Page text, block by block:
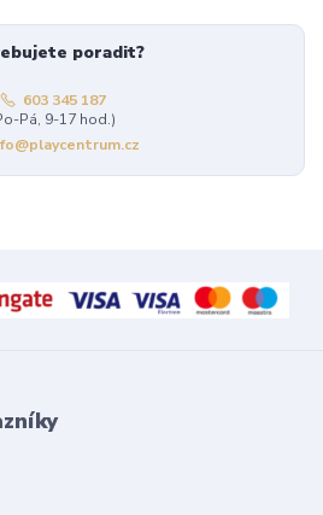
poradit?
603 345 187
Pá, 9-17 hod.)